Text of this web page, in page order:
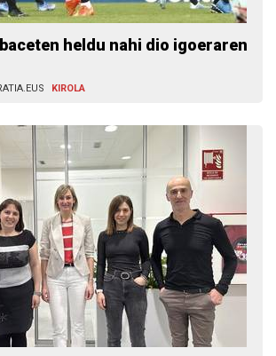
heldu nahi dio igoeraren
KIROLA